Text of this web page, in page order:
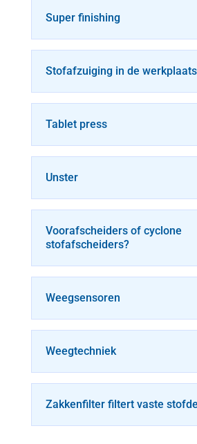
Super finishing
Stofafzuiging in de werkplaats
Tablet press
Unster
Voorafscheiders of cyclone
stofafscheiders?
Weegsensoren
Weegtechniek
Zakkenfilter filtert vaste